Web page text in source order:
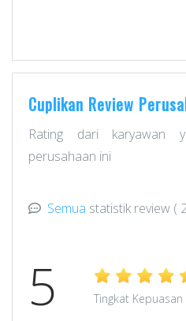
Cuplikan Review
Rating dari karyawan
perusahaan ini
Semua statistik review (
5 Tingkat Kepuasan